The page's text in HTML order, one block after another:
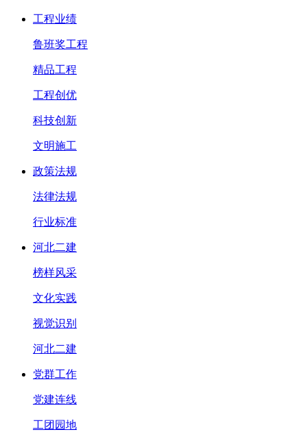
工程业绩
鲁班奖工程
精品工程
工程创优
科技创新
文明施工
政策法规
法律法规
行业标准
河北二建
榜样风采
文化实践
视觉识别
河北二建
党群工作
党建连线
工团园地